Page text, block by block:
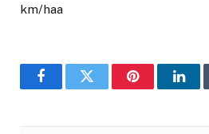
km/haa
FacebookTwitter Pinterest